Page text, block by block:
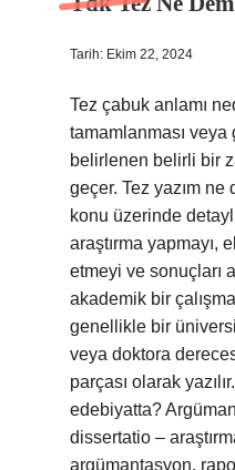
Tarih: Ekim 22, 2024
Tez çabuk anlamı
tamamlanması
belirlenen belirli bir
geçer. Tez yazım
konu üzerinde
araştırma yapmayı,
etmeyi ve sonuçları
akademik bir
genellikle bir
veya doktora
parçası olarak
edebiyatta?
dissertatio –
argümantasyon,